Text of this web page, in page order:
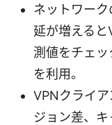
ネットワー
延が増える
測値をチェ
を利用。
VPNクライ
ジョン差、